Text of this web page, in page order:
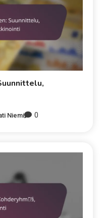
Niemi 0